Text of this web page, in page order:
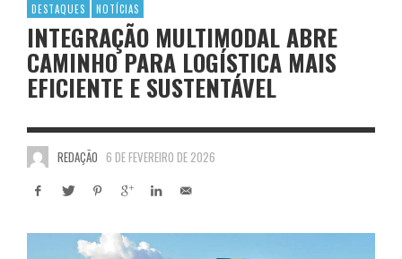
DESTAQUES NOTÍCIAS
INTEGRAÇÃO MULTIMODAL ABRE
CAMINHO PARA LOGÍSTICA MAIS
EFICIENTE E SUSTENTÁVEL
REDAÇÃO 6 DE FEVEREIRO DE 2026